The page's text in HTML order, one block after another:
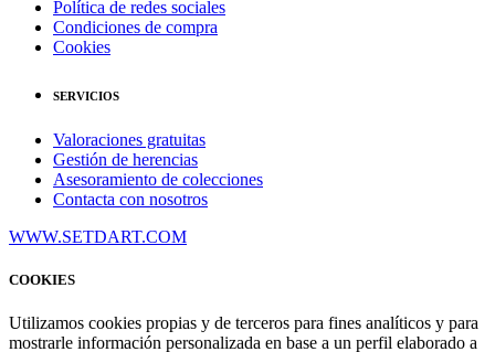
Política de redes sociales
Condiciones de compra
Cookies
SERVICIOS
Valoraciones gratuitas
Gestión de herencias
Asesoramiento de colecciones
Contacta con nosotros
WWW.SETDART.COM
COOKIES
Utilizamos cookies propias y de terceros para fines analíticos y para
mostrarle información personalizada en base a un perfil elaborado a